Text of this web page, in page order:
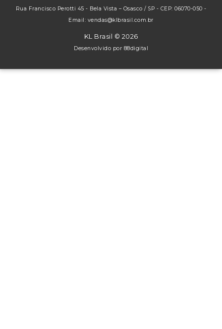
Rua Francisco Perotti 45 - Bela Vista – Osasco / SP - CEP: 06070-050 -
Email: vendas@klbrasil.com.br
KL Brasil © 2026
Desenvolvido por 88digital